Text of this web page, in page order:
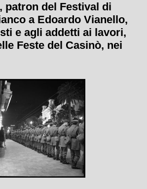
patron del Festival di
a Edoardo Vianello,
e agli addetti ai lavori,
Feste del Casinò, nei